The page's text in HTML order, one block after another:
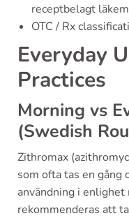
receptbelagt
OTC / Rx
Everyday
Practices
Morning vs
(Swedish
Zithromax
som ofta tas en gång
användning i
rekommenderas att